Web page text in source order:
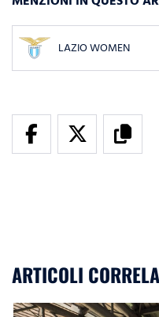
LAZIO WOMEN
ARTICOLI